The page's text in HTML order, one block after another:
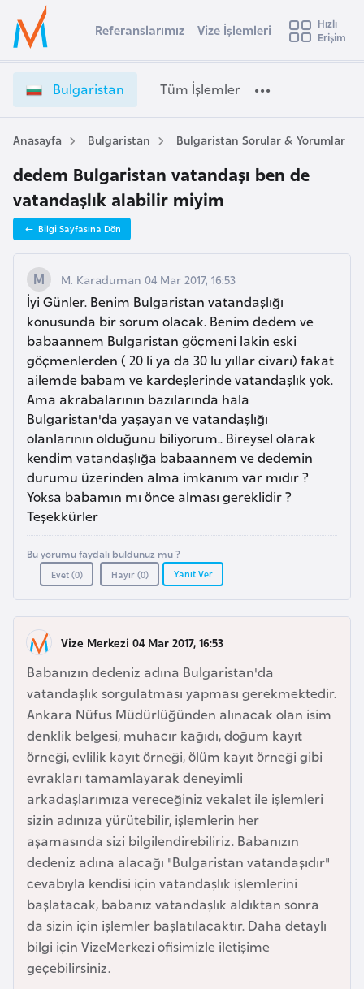
Ülke Seçimi
Başvuru yapmak istediğiniz ülkeyi seçin
Üye
Girişi
u
g
a
s
t
a
n
V
i
e
İ
ş
l
e
m
l
e
r
i
e
Referanslarımız Vize İşlemleri
Hızlı
Erişim
Bulgaristan Tüm İşlemler
Anasayfa Bulgaristan Bulgaristan Sorular & Yorumlar
dedem Bulgaristan vatandaşı ben de
vatandaşlık alabilir miyim
Bilgi Sayfasına Dön
M. Karaduman 04 Mar 2017, 16:53
İyi Günler. Benim Bulgaristan vatandaşlığı
konusunda bir sorum olacak. Benim dedem ve
babaannem Bulgaristan göçmeni lakin eski
göçmenlerden ( 20 li ya da 30 lu yıllar civarı) fakat
ailemde babam ve kardeşlerinde vatandaşlık yok.
Ama akrabalarının bazılarında hala
Bulgaristan'da yaşayan ve vatandaşlığı
olanlarının olduğunu biliyorum.. Bireysel olarak
kendim vatandaşlığa babaannem ve dedemin
durumu üzerinden alma imkanım var mıdır ?
Yoksa babamın mı önce alması gereklidir ?
Teşekkürler
Bu yorumu faydalı buldunuz mu ?
Evet (0) Hayır (0) Yanıt Ver
Vize Merkezi 04 Mar 2017, 16:53
Babanızın dedeniz adına Bulgaristan'da
vatandaşlık sorgulatması yapması gerekmektedir.
Ankara Nüfus Müdürlüğünden alınacak olan isim
denklik belgesi, muhacır kağıdı, doğum kayıt
örneği, evlilik kayıt örneği, ölüm kayıt örneği gibi
evrakları tamamlayarak deneyimli
arkadaşlarımıza vereceğiniz vekalet ile işlemleri
sizin adınıza yürütebilir, işlemlerin her
aşamasında sizi bilgilendirebiliriz. Babanızın
dedeniz adına alacağı "Bulgaristan vatandaşıdır"
cevabıyla kendisi için vatandaşlık işlemlerini
başlatacak, babanız vatandaşlık aldıktan sonra
da sizin için işlemler başlatılacaktır. Daha detaylı
bilgi için VizeMerkezi ofisimizle iletişime
geçebilirsiniz.
s
t
r
a
A
v
u
s
t
u
r
y
a
A
z
e
r
b
a
B
a
h
r
e
y
n
B
a
n
g
l
a
d
e